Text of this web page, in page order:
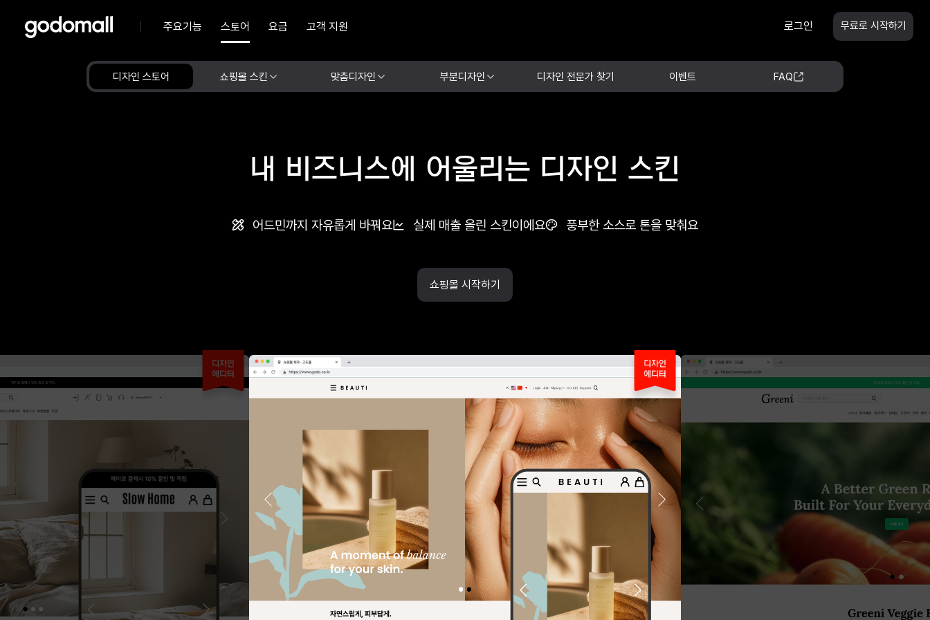
주요기능 스토어 요금 고객 지원 로그인
디자인 스토어 쇼핑몰 스킨 맞춤디자인 부분디자인 디자인 전문가 찾기 이벤트 FAQ
무료로 시작하기